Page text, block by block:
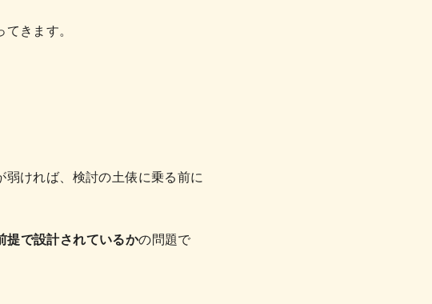
きます。
ければ、検討の土俵に乗る前に
提で設計されているかの問題で